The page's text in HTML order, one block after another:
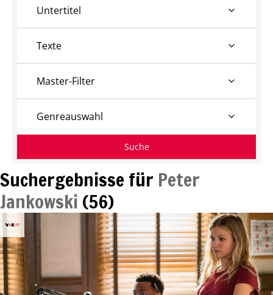
Suchergebnisse für Peter
Jankowski (56)
Untertitel
Texte
Master-Filter
Genreauswahl
Suche